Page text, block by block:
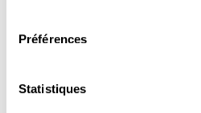
Préférences
Statistiques